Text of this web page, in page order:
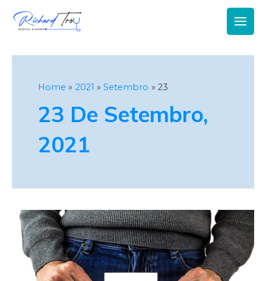
Main
Menu
Home 2021 Setembro 23
23 De Setembro,
2021